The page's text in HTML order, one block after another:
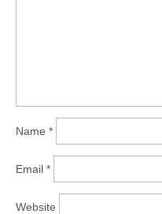
Name *
Email *
Website